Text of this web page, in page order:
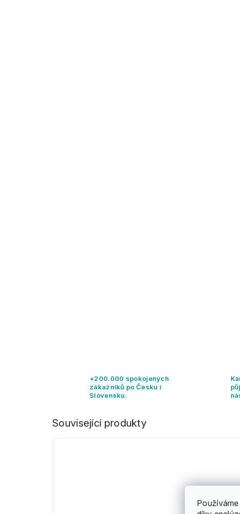
+200.000 spokojených
zákazníků po Česku i
Slovensku.
Související produkty